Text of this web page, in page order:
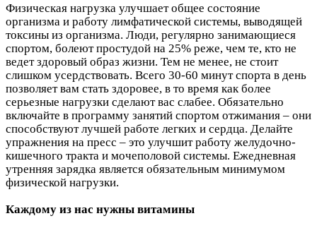
Физическая нагрузка улучшает общее состояние
организма и работу лимфатической системы, выводящей
токсины из организма. Люди, регулярно занимающиеся
спортом, болеют простудой на 25% реже, чем те, кто не
ведет здоровый образ жизни. Тем не менее, не стоит
слишком усердствовать. Всего 30-60 минут спорта в день
позволяет вам стать здоровее, в то время как более
серьезные нагрузки сделают вас слабее. Обязательно
включайте в программу занятий спортом отжимания – они
способствуют лучшей работе легких и сердца. Делайте
упражнения на пресс – это улучшит работу желудочно-
кишечного тракта и мочеполовой системы. Ежедневная
утренняя зарядка является обязательным минимумом
физической нагрузки.
Каждому из нас нужны витамины